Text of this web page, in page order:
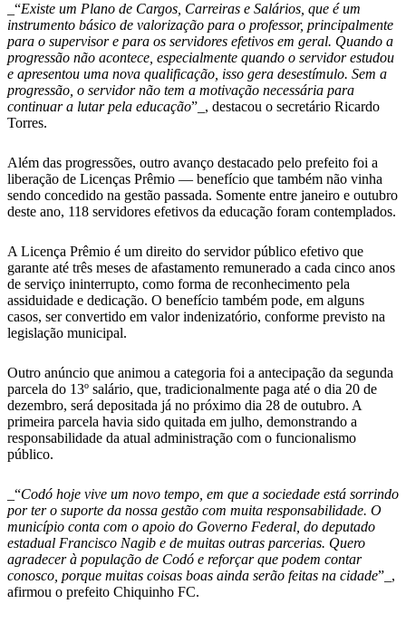
_“Existe um Plano de Cargos, Carreiras e Salários, que é um
instrumento básico de valorização para o professor, principalmente
para o supervisor e para os servidores efetivos em geral. Quando a
progressão não acontece, especialmente quando o servidor estudou
e apresentou uma nova qualificação, isso gera desestímulo. Sem a
progressão, o servidor não tem a motivação necessária para
continuar a lutar pela educação”_, destacou o secretário Ricardo
Torres.
Além das progressões, outro avanço destacado pelo prefeito foi a
liberação de Licenças Prêmio — benefício que também não vinha
sendo concedido na gestão passada. Somente entre janeiro e outubro
deste ano, 118 servidores efetivos da educação foram contemplados.
A Licença Prêmio é um direito do servidor público efetivo que
garante até três meses de afastamento remunerado a cada cinco anos
de serviço ininterrupto, como forma de reconhecimento pela
assiduidade e dedicação. O benefício também pode, em alguns
casos, ser convertido em valor indenizatório, conforme previsto na
legislação municipal.
Outro anúncio que animou a categoria foi a antecipação da segunda
parcela do 13º salário, que, tradicionalmente paga até o dia 20 de
dezembro, será depositada já no próximo dia 28 de outubro. A
primeira parcela havia sido quitada em julho, demonstrando a
responsabilidade da atual administração com o funcionalismo
público.
_“Codó hoje vive um novo tempo, em que a sociedade está sorrindo
por ter o suporte da nossa gestão com muita responsabilidade. O
município conta com o apoio do Governo Federal, do deputado
estadual Francisco Nagib e de muitas outras parcerias. Quero
agradecer à população de Codó e reforçar que podem contar
conosco, porque muitas coisas boas ainda serão feitas na cidade”_,
afirmou o prefeito Chiquinho FC.